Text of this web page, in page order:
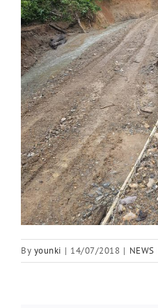
By younki | 14/07/2018 | NEWS